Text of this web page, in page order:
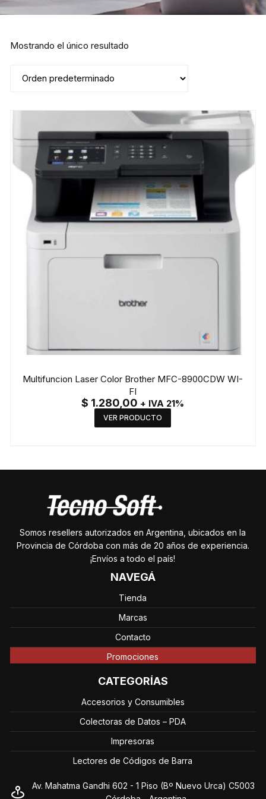
Mostrando el único resultado
Multifuncion Laser Color Brother MFC-8900CDW WI-
FI
$ 1.280,00 + IVA 21%
VER PRODUCTO
Somos resellers autorizados en Argentina, ubicados en la
Provincia de Córdoba con más de 20 años de experiencia.
¡Envíos a todo el país!
NAVEGÁ
Tienda
Marcas
Contacto
Promociones
CATEGORÍAS
Accesorios y Consumibles
Colectoras de Datos – PDA
Impresoras
Lectores de Códigos de Barra
Av. Mahatma Gandhi 602 - 1 Piso (Bº Nuevo Urca) C5003